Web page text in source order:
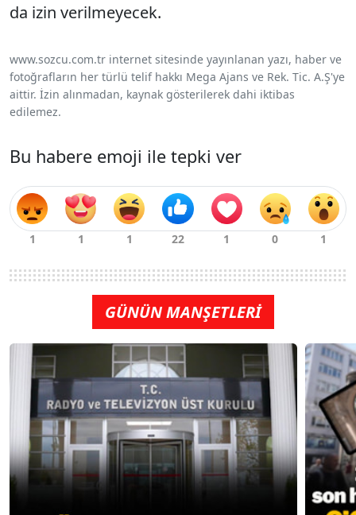
da izin verilmeyecek.
www.sozcu.com.tr internet sitesinde yayınlanan yazı, haber ve
fotoğrafların her türlü telif hakkı Mega Ajans ve Rek. Tic. A.Ş'ye
aittir. İzin alınmadan, kaynak gösterilerek dahi iktibas
edilemez.
Bu habere emoji ile tepki ver
GÜNÜN MANŞETLERİ